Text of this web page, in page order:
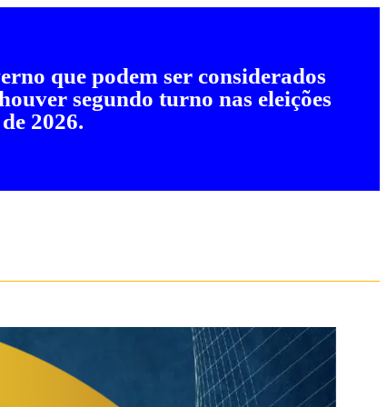
que podem ser considerados
segundo turno nas eleições
2026.